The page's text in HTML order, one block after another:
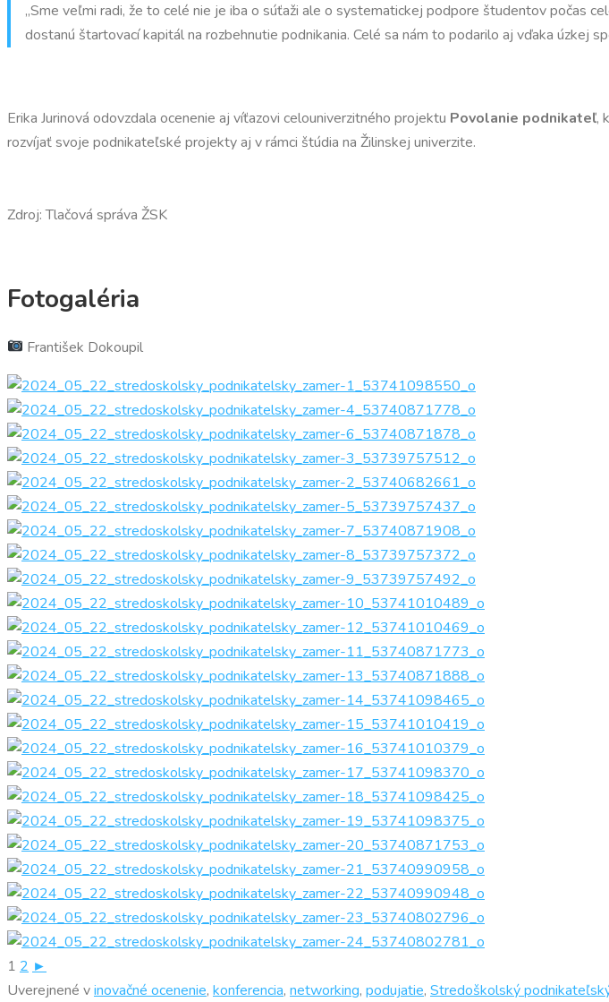
„Sme veľmi radi, že to celé nie je iba o súťaži ale o systematickej podpore študentov počas
dostanú štartovací kapitál na rozbehnutie podnikania. Celé sa nám to podarilo aj vďaka úzkej
Erika Jurinová odovzdala ocenenie aj víťazovi celouniverzitného projektu Povolanie podnikateľ,
rozvíjať svoje podnikateľské projekty aj v rámci štúdia na Žilinskej univerzite.
Zdroj: Tlačová správa ŽSK
Fotogaléria
František Dokoupil
1 2 ►
Uverejnené vinovačné ocenenie, konferencia, networking, podujatie, Stredoškolský